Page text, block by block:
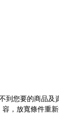
到您要的商品及
容，放寬條件重新